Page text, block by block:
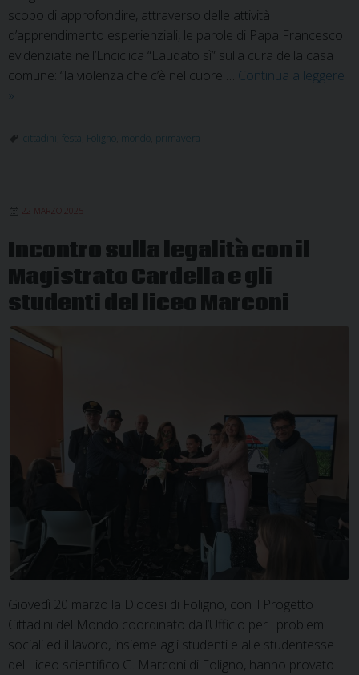
scopo di approfondire, attraverso delle attività
d’apprendimento esperienziali, le parole di Papa Francesco
evidenziate nell’Enciclica “Laudato sì” sulla cura della casa
comune: “la violenza che c’è nel cuore … Continua a leggere
Cittadini
Mondo:
Festa
Primavera
»
cittadini festa Foligno mondo primavera
22 MARZO 2025
Incontro sulla legalità con il
Magistrato Cardella e gli
studenti del liceo Marconi
Giovedì 20 marzo la Diocesi di Foligno, con il Progetto
Cittadini del Mondo coordinato dall’Ufficio per i problemi
sociali ed il lavoro, insieme agli studenti e alle studentesse
del Liceo scientifico G. Marconi di Foligno, hanno provato